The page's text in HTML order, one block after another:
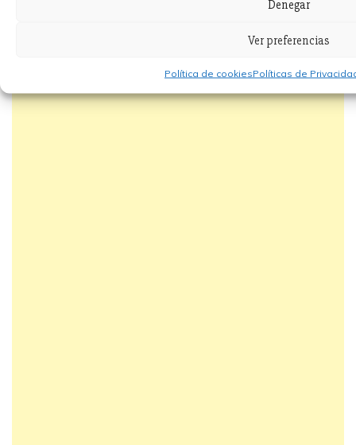
Denegar
Ver preferencias
Política de cookiesPolíticas de